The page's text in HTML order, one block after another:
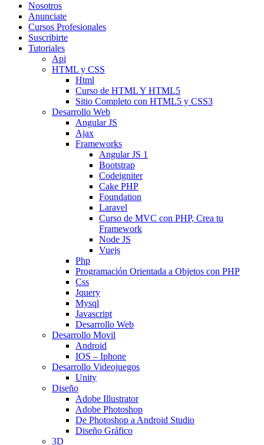
Nosotros
Anunciate
Cursos Profesionales
Suscribirte
Tutoriales
Api
HTML y CSS
Html
Curso de HTML Y HTML5
Sitio Completo con HTML5 y CSS3
Desarrollo Web
Angular JS
Ajax
Frameworks
Angular JS 1
Bootstrap
Codeigniter
Cake PHP
Foundation
Laravel
Curso de MVC con PHP, Crea tu
Framework
Node JS
Vuejs
Php
Programación Orientada a Objetos con PHP
Css
Jquery
Mysql
Javascript
Desarrollo Web
Desarrollo Movil
Android
IOS – Iphone
Desarrollo Videojuegos
Unity
Diseño
Adobe Illustrator
Adobe Photoshop
De Photoshop a Android Studio
Diseño Gráfico
3D